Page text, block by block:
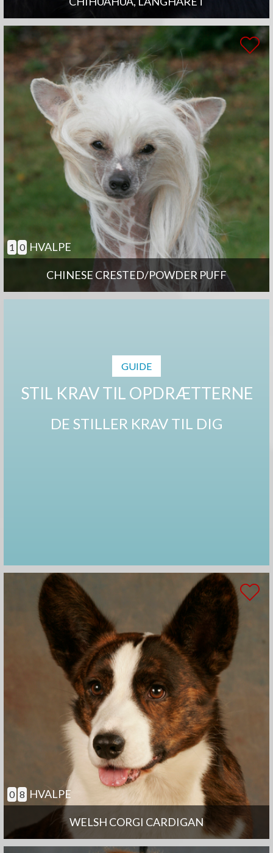
CHINESE CRESTED/POWDER PUFF
1 0 HVALPE
GUIDE
STIL KRAV TIL OPDRÆTTERNE
DE STILLER KRAV TIL DIG
WELSH CORGI CARDIGAN
0 8 HVALPE